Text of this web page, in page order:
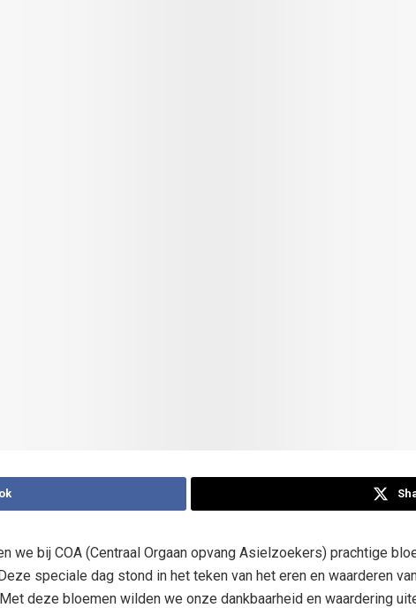
we bij COA (Centraal Orgaan opvang Asielzoekers) prachtige
speciale dag stond in het teken van het eren en waarderen
deze bloemen wilden we onze dankbaarheid en waardering